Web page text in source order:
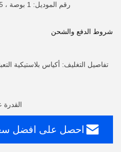
رقم الموديل: 1 بوصة ، 1.25 بوصة ، 1.5 بوصة ، 2 بوصة ،
شروط الدفع والشحن
تفاصيل التغليف: أكياس بلاستيكية
القدرة على
احصل على افضل